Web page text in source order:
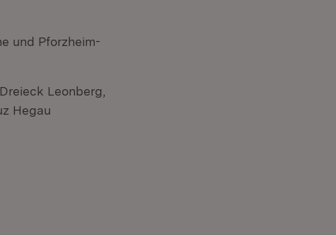
und Pforzheim-
Leonberg,
Hegau